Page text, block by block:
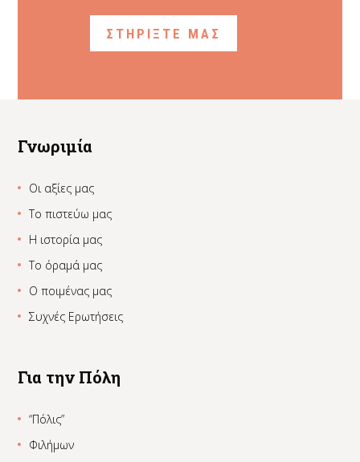
ΣΤΗΡΙΞΤΕ ΜΑΣ
Γνωριμία
Οι αξίες μας
Το πιστεύω μας
Η ιστορία μας
Το όραμά μας
Ο ποιμένας μας
Συχνές Ερωτήσεις
Για την Πόλη
“Πόλις”
Φιλήμων